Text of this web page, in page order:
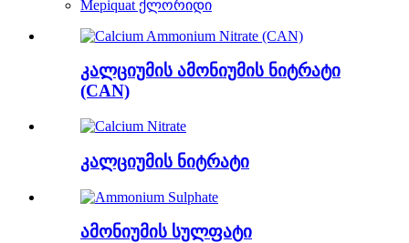
Mepiquat ქლორიდი
კალციუმის ამონიუმის ნიტრატი
(CAN)
კალციუმის ნიტრატი
ამონიუმის სულფატი